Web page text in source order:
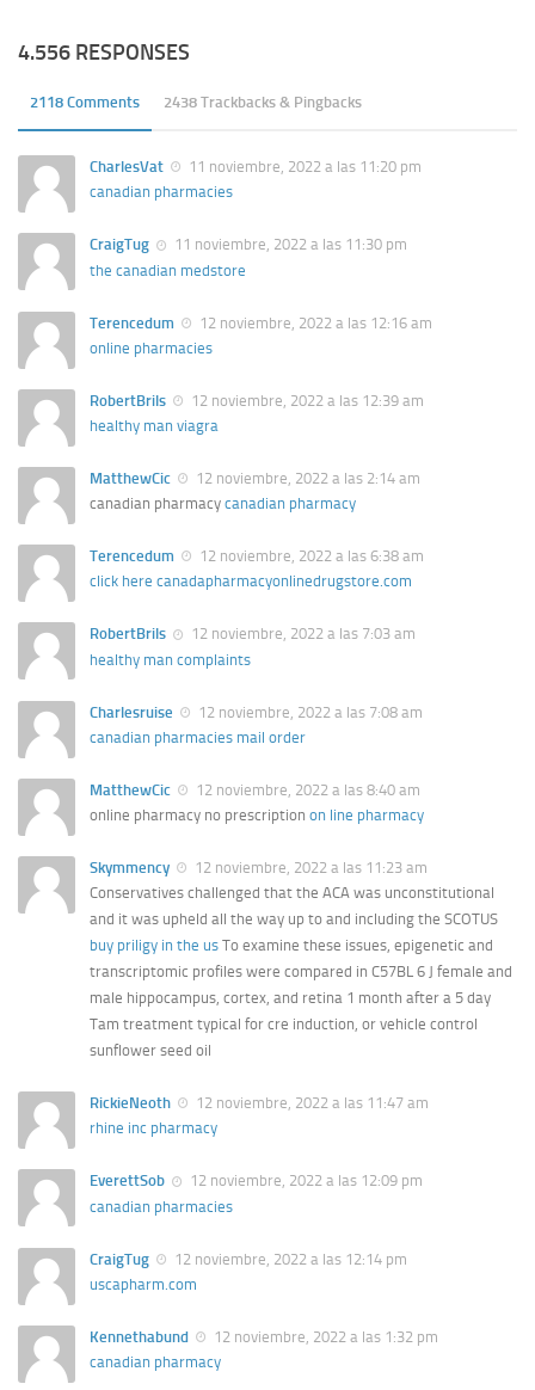
4.556 RESPONSES
2118 Comments 2438 Trackbacks & Pingbacks
CharlesVat
11 noviembre, 2022 a las 11:20 pm
canadian pharmacies
CraigTug
11 noviembre, 2022 a las 11:30 pm
the canadian medstore
Terencedum
12 noviembre, 2022 a las 12:16 am
online pharmacies
RobertBrils
12 noviembre, 2022 a las 12:39 am
healthy man viagra
MatthewCic
12 noviembre, 2022 a las 2:14 am
canadian pharmacy canadian pharmacy
Terencedum
12 noviembre, 2022 a las 6:38 am
click here canadapharmacyonlinedrugstore.com
RobertBrils
12 noviembre, 2022 a las 7:03 am
healthy man complaints
Charlesruise
12 noviembre, 2022 a las 7:08 am
canadian pharmacies mail order
MatthewCic
12 noviembre, 2022 a las 8:40 am
online pharmacy no prescription on line pharmacy
Skymmency
12 noviembre, 2022 a las 11:23 am
Conservatives challenged that the ACA was unconstitutional
and it was upheld all the way up to and including the SCOTUS
buy priligy in the us To examine these issues, epigenetic and
transcriptomic profiles were compared in C57BL 6 J female and
male hippocampus, cortex, and retina 1 month after a 5 day
Tam treatment typical for cre induction, or vehicle control
sunflower seed oil
RickieNeoth
12 noviembre, 2022 a las 11:47 am
rhine inc pharmacy
EverettSob
12 noviembre, 2022 a las 12:09 pm
canadian pharmacies
CraigTug
12 noviembre, 2022 a las 12:14 pm
uscapharm.com
Kennethabund
12 noviembre, 2022 a las 1:32 pm
canadian pharmacy